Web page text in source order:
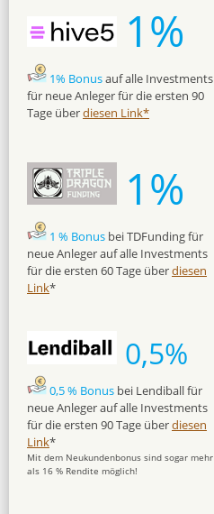
1%
1% Bonusauf alle Investments
für neue Anleger für die ersten 90
Tage überdiesen Link*
1%
1 % Bonus bei TDFunding für
neue Anleger auf alle Investments
für die ersten 60 Tage überdiesen
Link*
0,5%
0,5 % Bonus bei Lendiball für
neue Anleger auf alle Investments
für die ersten 90 Tage überdiesen
Link*
Mit dem Neukundenbonus sind sogar mehr
als 16 % Rendite möglich!